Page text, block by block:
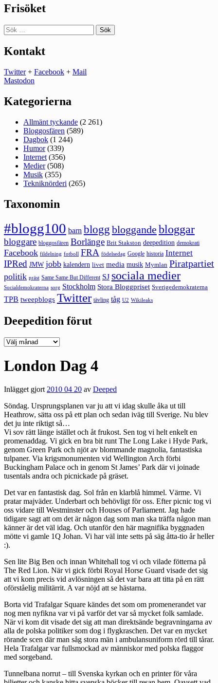
Frisöket
Sök
efter:
Kontakt
Twitter+ Facebook + Mail
Mastodon
Kategorierna
Allmänt tyckande (2 261)
Bloggosfären (589)
Dagbok (1 244)
Humor(339)
Internet (356)
Medier(508)
Musik (355)
Tekniknörderi (265)
Taxonomin
#blogg100 barn blogg bloggande bloggar
bloggare bloggosfären Borlänge Brit Stakston deepedition demokrati
Facebook fildelning fotboll FRA födelsedag Google historia Internet
IPRed JMW jobb kalendern livet media musik Mymlan Piratpartiet
politik präst Same Same But Different SJ sociala medier
Socialdemokraterna sorg Stockholm Stora Bloggpriset Sverigedemokraterna
TPB tweepblogs Twitter tävling tåg U2 Wikileaks
Deepedition förut
Deepedition
London Dag 4
Inlägget gjort2010 04 20 av Deeped
Söndag. Ursprungsplanen var ju att vi idag skulle åka ut till
Heathrow, sätta oss på ett plan och sedan iväg till Sverige. Nu blev
det ju inte riktigt så…
Vi sov rätt länge istället och åt frukost. Sen tog vi helt enkelt en
promenaddag. Vi gick en bra bit runt The Long Lake i Hyde Park,
genom Green Park och njöt av blommande magnolia, fantastiska
tulpaner. Via krigsmonumenten vid Wellington Arch förbi
Buckingham Palace och in genom St James’ Park där vi joinade
tusentals andra och picnickade på gräset.
Det var en fantastisk dag. Sol från en klarblå himmel. Värme. Vi
pratar majväder. Underbart och behövligt för oss. Efter picnic tog vi
oss vidare till Westminster och Houses of Parliament. Jag hade
tidigare sagt att om det är någon dag som man ska träffa någon man
känner är det väl idag. Och utanför den här magnifika byggnaden
mötte vi gamle 1Q Johan. Vi har väl inte setts på säg åtta-tio år heller
:).
Sen lite Big Ben och innan Whitehall tog vi och vilade fötterna på
The Red Lion. När vi gick förbi Royal Horse Guard visade det sig
att vi kom precis vid avlösningen så det var bara att titta på en rätt
oförståelig militärrit. A var nöjd att se hästarna.
Borta vid Trafalgar Square kändes det som om promenerandet var
nog men nyfikna var vi på varför det var så mycket folk samlade.
När vi kom dit visade det sig att man direktsände begravningarna av
alla de polska politiker som dog i flygkraschen. Det var en mycket
rörande scen där man såg stora män i ambulansuniform rörd till tårar.
Hela Trafalgar var fullsmockad av människor med polska flaggor
med sorgeband.
Tunnelbana norrut – till Svenska kyrkan och en printer för våra